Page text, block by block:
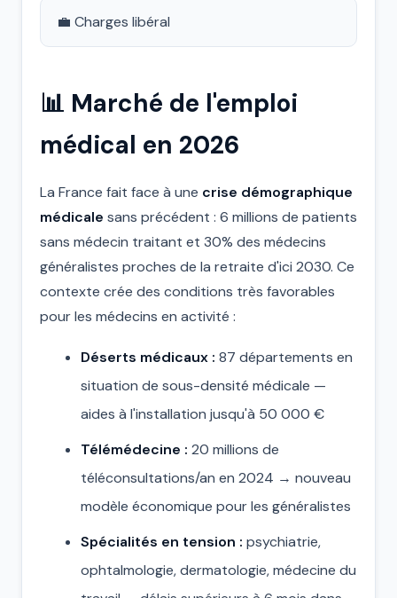
💼 Charges libéral
📊 Marché de l'emploi
médical en 2026
La France fait face à une crise démographique
médicale sans précédent : 6 millions de patients
sans médecin traitant et 30% des médecins
généralistes proches de la retraite d'ici 2030. Ce
contexte crée des conditions très favorables
pour les médecins en activité :
Déserts médicaux : 87 départements en
situation de sous-densité médicale —
aides à l'installation jusqu'à 50 000 €
Télémédecine : 20 millions de
téléconsultations/an en 2024 → nouveau
modèle économique pour les généralistes
Spécialités en tension : psychiatrie,
ophtalmologie, dermatologie, médecine du